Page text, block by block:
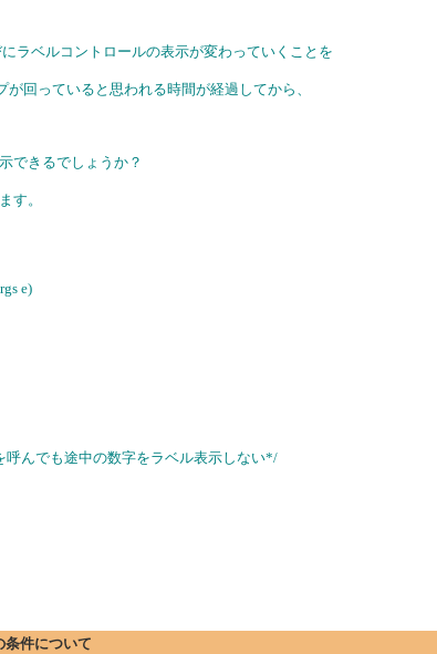
ラベルコントロールの表示が変わっていくことを
回っていると思われる時間が経過してから、
できるでしょうか？
す。
e)
でも途中の数字をラベル表示しない*/
条件について